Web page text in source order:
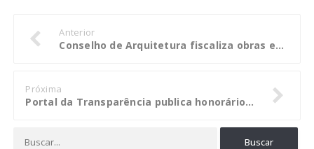
Anterior
Conselho de Arquitetura fiscaliza obras em municípios do norte mato-grossense
Próxima
Portal da Transparência publica honorários advocatícios pagos a servidores federais